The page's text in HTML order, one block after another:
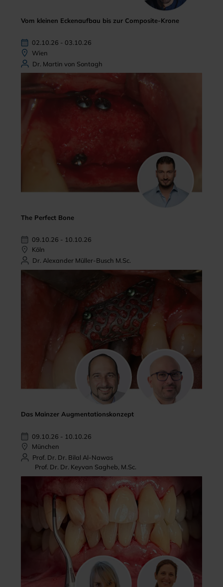
Vom kleinen Eckenaufbau bis zur Composite-Krone
02.10.26 - 03.10.26
Wien
Dr. Martin von Sontagh
The Perfect Bone
09.10.26 - 10.10.26
Köln
Dr. Alexander Müller-Busch M.Sc.
Das Mainzer Augmentationskonzept
09.10.26 - 10.10.26
München
Prof. Dr. Dr. Bilal Al-Nawas
Prof. Dr. Dr. Keyvan Sagheb, M.Sc.